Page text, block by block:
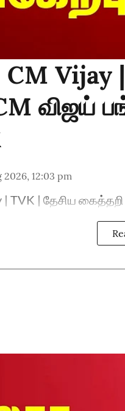
CM Vijay
விஜய்
2026, 12:03 pm
| TVK | தேசிய